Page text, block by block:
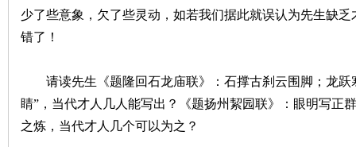
少了些意象，欠了些灵动，如若我们据此就误认为先生缺
错了！
请读先生《题隆回石龙庙联》：石撑古刹云围脚；龙跃
睛”，当代才人几人能写出？《题扬州絜园联》：眼明写正
之炼，当代才人几个可以为之？